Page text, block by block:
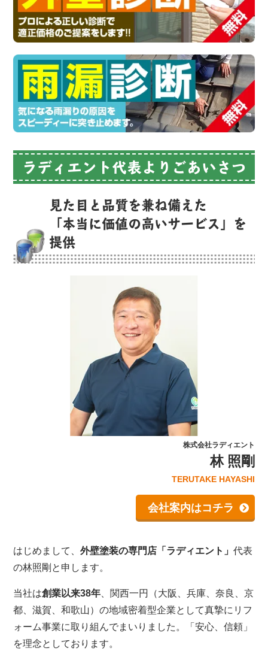
ラディエント代表よりごあいさつ
見た目と品質を兼ね備えた
「本当に価値の高いサービス」を
提供
株式会社ラディエント
林 照剛
TERUTAKE HAYASHI
会社案内はコチラ
はじめまして、外壁塗装の専門店「ラディエント」代表
の林照剛と申します。
当社は創業以来38年 、関西一円（大阪、兵庫、奈良、京
都、滋賀、和歌山）の地域密着型企業として真摯にリフ
ォーム事業に取り組んでまいりました。「安心、信頼」
を理念としております。